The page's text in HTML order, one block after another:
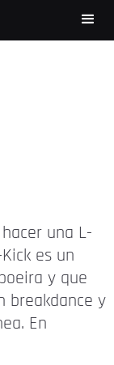
una L-
es un
y que
breakdance y
En